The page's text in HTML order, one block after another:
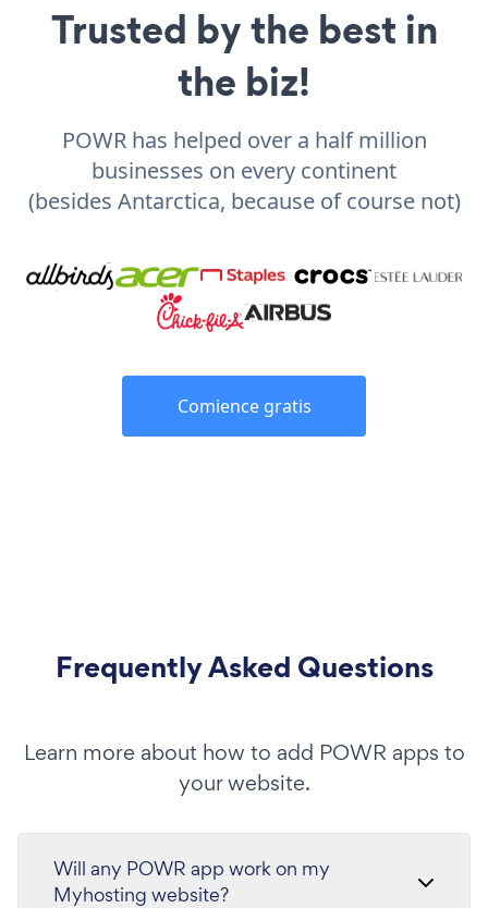
Trusted by the best in
the biz!
POWR has helped over a half million
businesses on every continent
(besides Antarctica, because of course not)
Comience gratis
Frequently Asked Questions
Learn more about how to add POWR apps to
your website.
Will any POWR app work on my
Myhosting website?